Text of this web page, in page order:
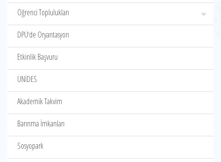
Öğrenci Toplulukları
DPÜ‘de Oryantasyon
Etkinlik Başvuru
ÜNİDES
Akademik Takvim
Barınma İmkanları
Sosyopark